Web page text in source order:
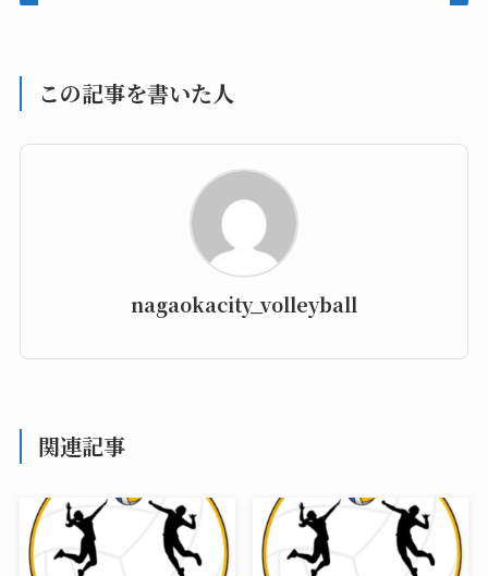
この記事を書いた人
nagaokacity_volleyball
関連記事